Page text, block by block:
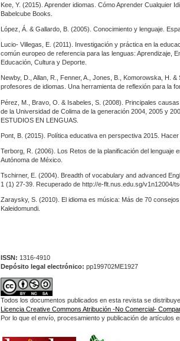
Kee, Y. (2015). Aprender idiomas. Cómo Aprender Cualquier
Babelcube Books.
López, Á. & Gallardo, B. (2005). Conocimiento y lenguaje.
Lucio- Villegas, E. (2011). Investigación y práctica en la
común europeo de referencia para las lenguas: Aprendizaje,
Educación, Cultura y Deporte.
Newby, D., Allan, R., Fenner, A., Jones, B., Komorowska, H.
profesores de idiomas. Una herramienta de reflexión para la
Pérez, M., Bravo, O. & Isabeles, S. (2008). Principales
de la Universidad de Colima de la generación 2004, 2005 y
ESTUDIOS EN LENGUAS.
Pont, B. (2015). Política educativa en perspectiva 2015.
Terborg, R. (2006). Los Retos de la planificación del lenguaje
Autónoma de México.
Tschirner, E. (2004). Breadth of vocabulary and advanced
1 (1) 27-39. Recuperado de http://e-flt.nus.edu.sg/v1n12004/
Zaraysky, S. (2010). El idioma es música: Más de 70
Kaleidomundi.
ISSN: 1316-4910
Depósito legal electrónico: pp199702ME1927
Todos los documentos publicados en esta revista se
Licencia Creative Commons Atribución -No Comercial-
Por lo que el envío, procesamiento y publicación de artículos